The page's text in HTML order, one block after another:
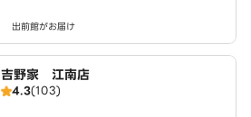
出前館がお届け
吉野家 江南店
4.3(103)